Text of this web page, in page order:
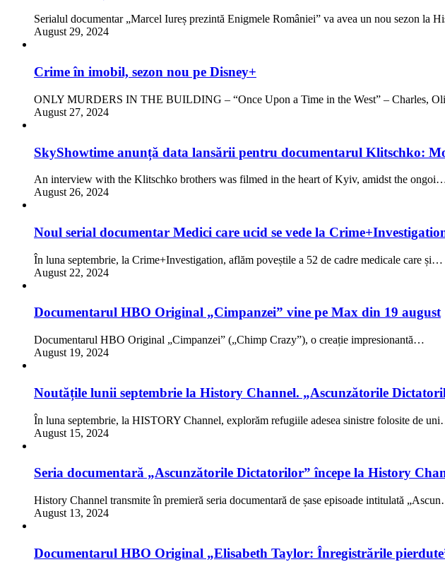
Serialul documentar „Marcel Iureș prezintă Enigmele României” va avea un nou sezon la
August 29, 2024
Crime în imobil, sezon nou pe Disney+
ONLY MURDERS IN THE BUILDING – “Once Upon a Time in the West” – Charles,
August 27, 2024
SkyShowtime anunță data lansării pentru documentarul Klitschko:
An interview with the Klitschko brothers was filmed in the heart of Kyiv, amidst the
August 26, 2024
Noul serial documentar Medici care ucid se vede la
În luna septembrie, la Crime+Investigation, aflăm poveștile a 52 de cadre medicale care și…
August 22, 2024
Documentarul HBO Original „Cimpanzei” vine pe Max din 19 august
Documentarul HBO Original „Cimpanzei” („Chimp Crazy”), o creație impresionantă…
August 19, 2024
Noutățile lunii septembrie la History Channel. „Ascunzătorile
În luna septembrie, la HISTORY Channel, explorăm refugiile adesea sinistre folosite de
August 15, 2024
Seria documentară „Ascunzătorile Dictatorilor” începe la History
History Channel transmite în premieră seria documentară de șase episoade intitulată
August 13, 2024
Documentarul HBO Original „Elisabeth Taylor: Înregistrările